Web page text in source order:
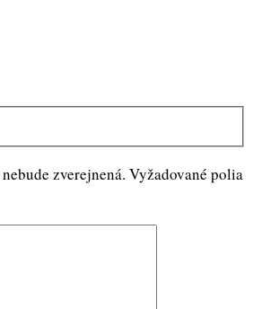
zverejnená. Vyžadované polia